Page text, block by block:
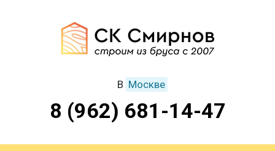
В Москве
8 (962) 681-14-47